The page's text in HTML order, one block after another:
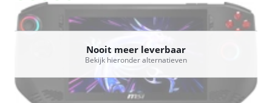
Nooit meer leverbaar
Bekijk hieronder alternatieven